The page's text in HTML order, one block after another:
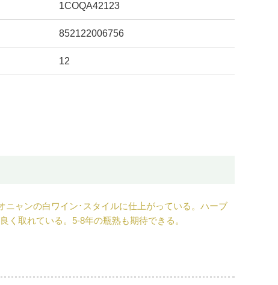
1COQA42123
852122006756
12
ャンの白ワイン･スタイルに仕上がっている。ハーブ
取れている。5-8年の瓶熟も期待できる。